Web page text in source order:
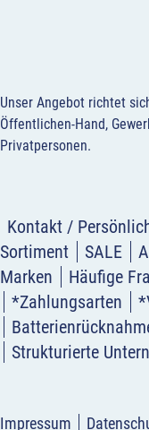
Unser Angebot richtet
Öffentlichen-Hand,
Privatpersonen.
Kontakt /
Sortiment
SALE
Marken
Häufige
*Zahlungsarten
Strukturierte
Impressum